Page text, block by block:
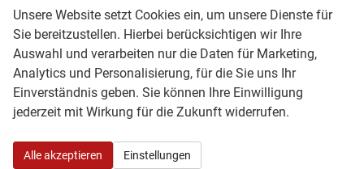
18" Alufelgen -Tagasan glanzgedreht/schwarz, Sommerreifen/
// Achtung ! Nur Mild Hybrid 130 4x4 oder 150 4x4 mit
Allwetterreifen
Achtung
!
Nur
Hybrid
130
mit
Allwetterreifen
Elektrische Parkbremse
Servolenkung
Traktionskontrolle
Unsere Website setzt Cookies ein, um unsere Dienste für
Sie bereitzustellen. Hierbei berücksichtigen wir Ihre
Auswahl und verarbeiten nur die Daten für Marketing,
Analytics und Personalisierung, für die Sie uns Ihr
Einverständnis geben. Sie können Ihre Einwilligung
jederzeit mit Wirkung für die Zukunft widerrufen.
Alle akzeptieren Einstellungen